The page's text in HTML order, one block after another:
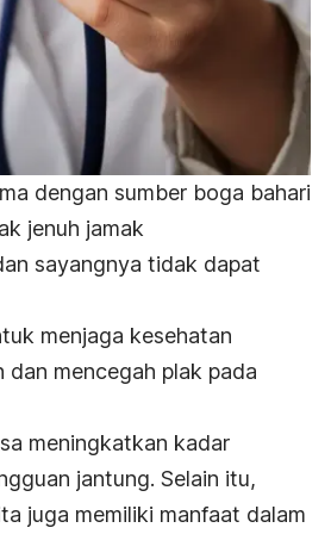
dengan sumber boga bahari
jenuh jamak
sayangnya tidak dapat
menjaga kesehatan
mencegah plak pada
meningkatkan kadar
jantung. Selain itu,
juga memiliki manfaat dalam